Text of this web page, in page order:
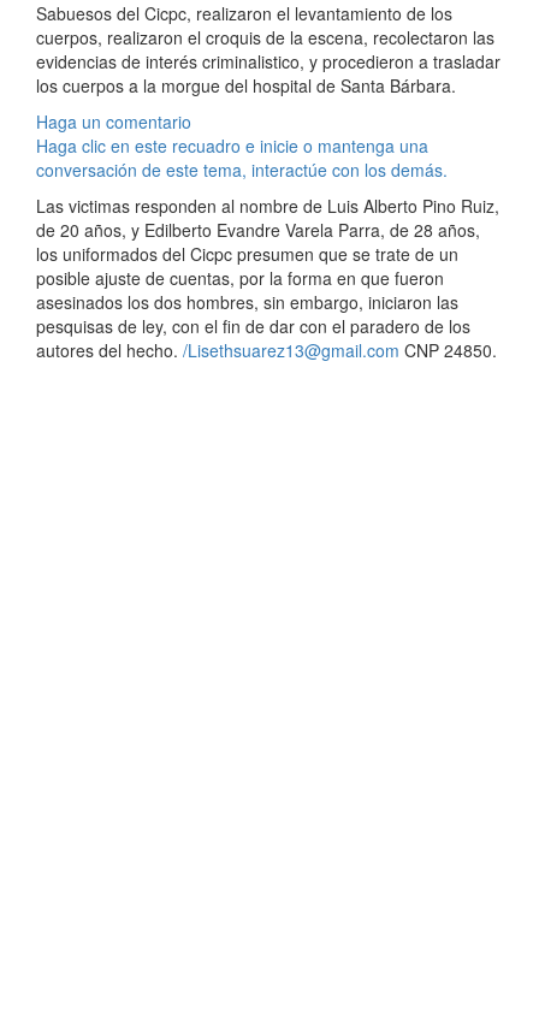
Sabuesos del Cicpc, realizaron el levantamiento de los
cuerpos, realizaron el croquis de la escena, recolectaron las
evidencias de interés criminalistico, y procedieron a trasladar
los cuerpos a la morgue del hospital de Santa Bárbara.
Haga un comentario
Haga clic en este recuadro e inicie o mantenga una
conversación de este tema, interactúe con los demás.
Las victimas responden al nombre de Luis Alberto Pino Ruiz,
de 20 años, y Edilberto Evandre Varela Parra, de 28 años,
los uniformados del Cicpc presumen que se trate de un
posible ajuste de cuentas, por la forma en que fueron
asesinados los dos hombres, sin embargo, iniciaron las
pesquisas de ley, con el fin de dar con el paradero de los
autores del hecho. /Lisethsuarez13@gmail.com CNP 24850.